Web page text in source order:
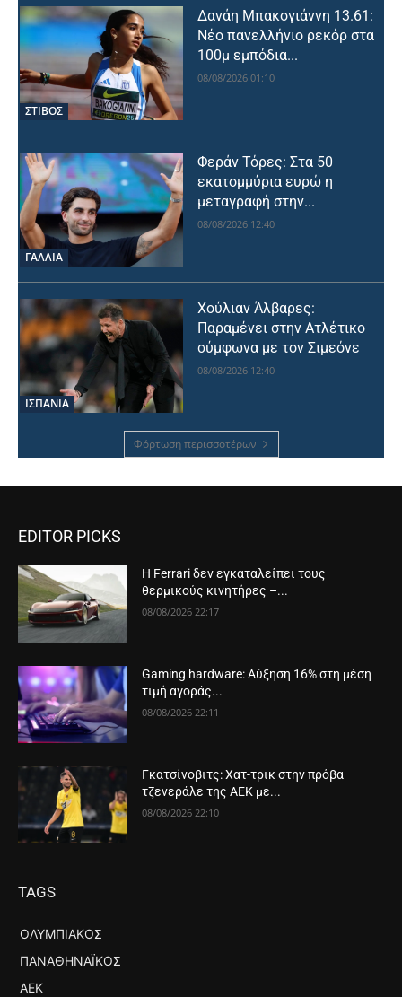
ΣΤΙΒΟΣ
Δανάη Μπακογιάννη 13.61:
Νέο πανελλήνιο ρεκόρ στα
100μ εμπόδια...
08/08/2026 01:10
ΓΑΛΛΙΑ
Φεράν Τόρες: Στα 50
εκατομμύρια ευρώ η
μεταγραφή στην...
08/08/2026 12:40
ΙΣΠΑΝΙΑ
Χούλιαν Άλβαρες:
Παραμένει στην Ατλέτικο
σύμφωνα με τον Σιμεόνε
08/08/2026 12:40
Φόρτωση περισσοτέρων
EDITOR PICKS
Η Ferrari δεν εγκαταλείπει τους
θερμικούς κινητήρες –...
08/08/2026 22:17
Gaming hardware: Αύξηση 16% στη μέση
τιμή αγοράς...
08/08/2026 22:11
Γκατσίνοβιτς: Χατ-τρικ στην πρόβα
τζενεράλε της ΑΕΚ με...
08/08/2026 22:10
TAGS
ΟΛΥΜΠΙΑΚΌΣ
ΠΑΝΑΘΗΝΑΪΚΌΣ
ΑΕΚ